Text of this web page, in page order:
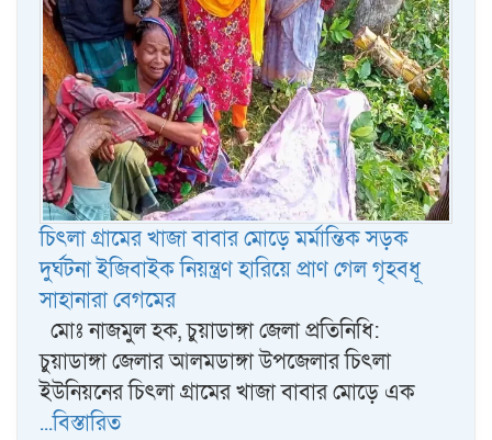
চিৎলা গ্রামের খাজা বাবার মোড়ে মর্মান্তিক সড়ক
দুর্ঘটনা ইজিবাইক নিয়ন্ত্রণ হারিয়ে প্রাণ গেল গৃহবধূ
সাহানারা বেগমের
মোঃ নাজমুল হক, চুয়াডাঙ্গা জেলা প্রতিনিধি:
চুয়াডাঙ্গা জেলার আলমডাঙ্গা উপজেলার চিৎলা
ইউনিয়নের চিৎলা গ্রামের খাজা বাবার মোড়ে এক
...বিস্তারিত